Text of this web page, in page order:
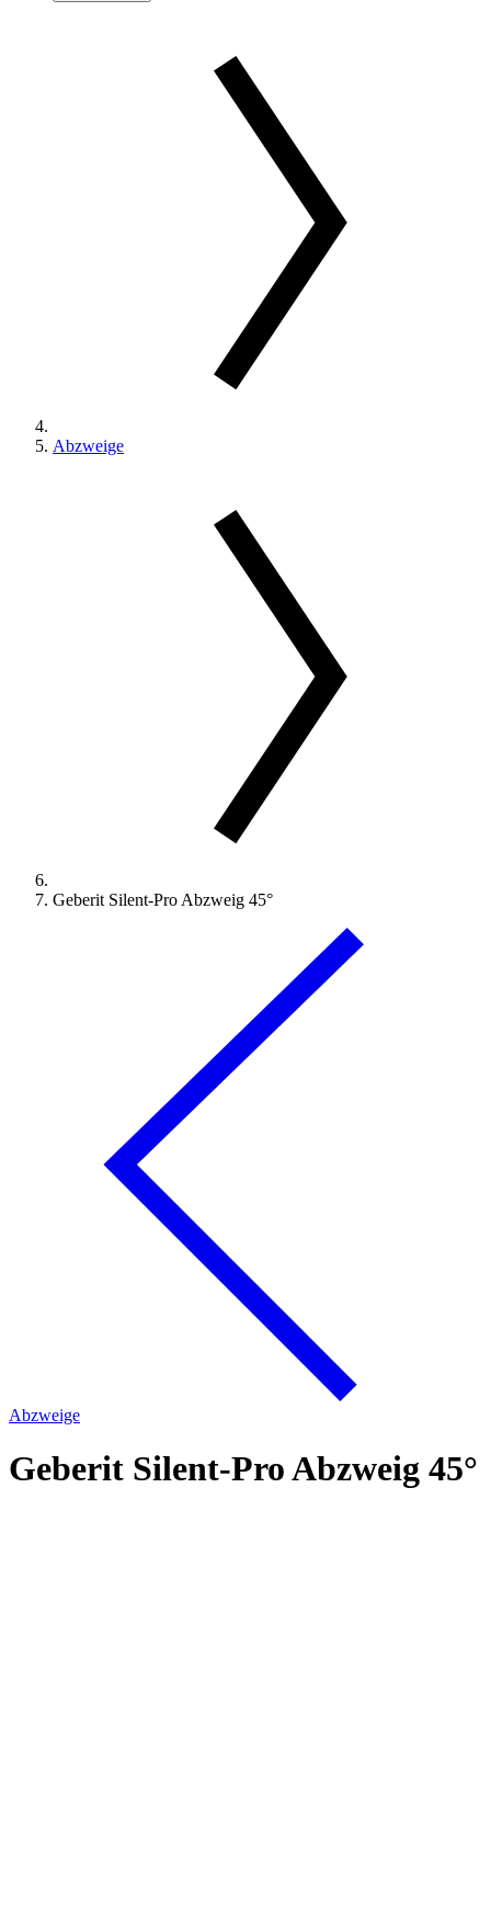
Abzweige
Geberit Silent-Pro Abzweig 45°
Abzweige
Geberit Silent-Pro Abzweig 45°